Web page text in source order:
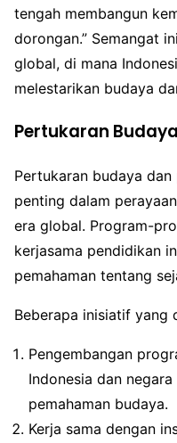
tengah membangun
dorongan.” Semangat
global, di mana
melestarikan budaya
Pertukaran
Pertukaran budaya
penting dalam
era global. Program-
kerjasama pendidikan
pemahaman tentang
Beberapa inisiatif yang
Pengembangan
Indonesia dan
pemahaman budaya.
Kerja sama dengan